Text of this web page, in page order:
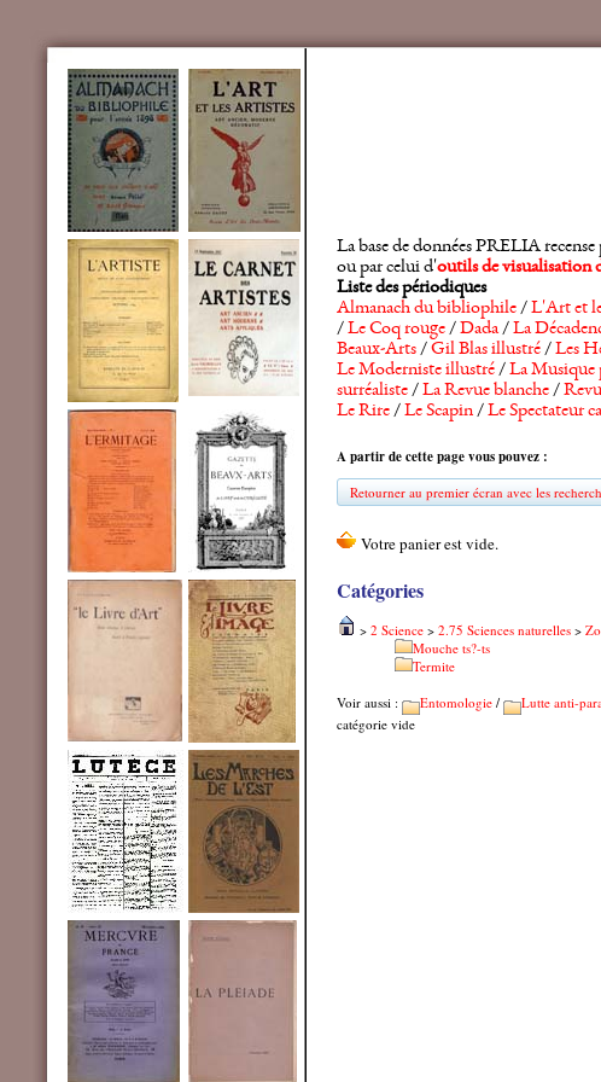
La base de données PRELIA
ou par celui d'outils de visualisation
Liste des périodiques
Almanach du bibliophile/L'Art et
/Le Coq rouge/Dada/La
Beaux-Arts/Gil Blas illustré/Les
Le Moderniste illustré/La Musique
surréaliste/La Revue blanche/
Le Rire/Le Scapin/Le Spectateur
A partir de cette page vous pouvez :
Retourner au premier écran avec les
Catégories
> 2 Science > 2.75 Sciences naturelles >
Mouche ts?-ts
Termite
Voir aussi :
Entomologie / Lutte anti-
catégorie vide